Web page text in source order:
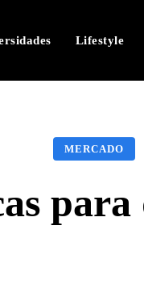
Lifestyle
MERCADO
para